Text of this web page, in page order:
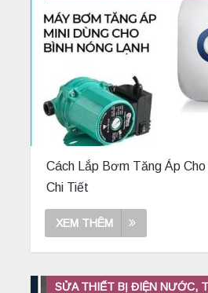
Cách Lắp Bơm Tăng Áp
Chi Tiết
XEM THÊM
SỬA THIẾT BỊ ĐIỆN NƯỚC,